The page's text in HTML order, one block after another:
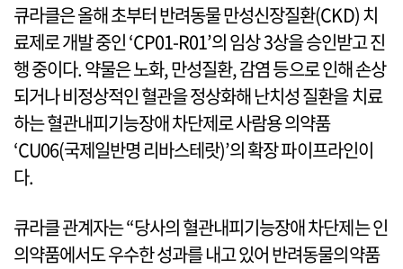
큐라클은 올해 초부터 반려동물 만성신장질환(CKD) 치
료제로 개발 중인 ‘CP01-R01’의 임상 3상을 승인받고 진
행 중이다. 약물은 노화, 만성질환, 감염 등으로 인해 손상
되거나 비정상적인 혈관을 정상화해 난치성 질환을 치료
하는 혈관내피기능장애 차단제로 사람용 의약품
‘CU06(국제일반명 리바스테랏)’의 확장 파이프라인이
다.
큐라클 관계자는 “당사의 혈관내피기능장애 차단제는 인
의약품에서도 우수한 성과를 내고 있어 반려동물의약품